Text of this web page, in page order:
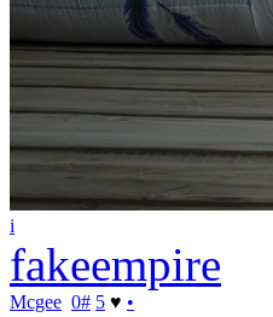
i
fakeempire
Mcgee 0# 5 ♥ •